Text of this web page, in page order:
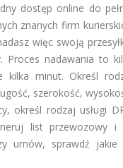
dostęp online do
znanych firm
więc swoją
Proces nadawania to
kilka minut. Określ
szerokość,
określ rodzaj usługi
list przewozowy
umów, sprawdź